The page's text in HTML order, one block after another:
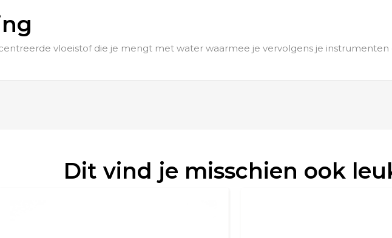
vloeistof die je mengt met water waarmee je vervolgens je
Dit vind je misschien ook